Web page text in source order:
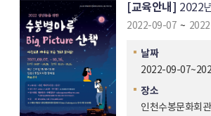
[교육안내] 2022년
2022-09-07 ~
날짜
2022-09-
장소
인천수봉문화회